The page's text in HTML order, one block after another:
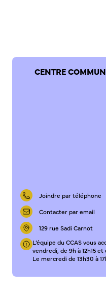
CENTRE
Joindre par téléphone
Contacter par email
129 rue Sadi Carnot
L’équipe du CCAS vous
vendredi, de 9h à 12h15 et
Le mercredi de 13h30 à
Application
S’abonner au mail
Espace Bourvil
Médiathèque Boris Vian
Studio Gainsbourg
Boîtes à lire
Vie associative